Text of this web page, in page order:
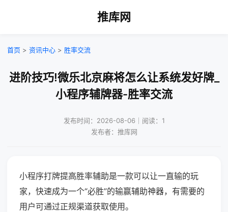
推库网
首页 > 资讯中心 > 胜率交流
进阶技巧!微乐北京麻将怎么让系统发好牌_
小程序辅牌器-胜率交流
发布时间：2026-08-06｜阅读：1
发布者：推库网
小程序打牌提高胜率辅助是一款可以让一直输的玩
家，快速成为一个“必胜”的输赢辅助神器，有需要的
用户可通过正规渠道获取使用。